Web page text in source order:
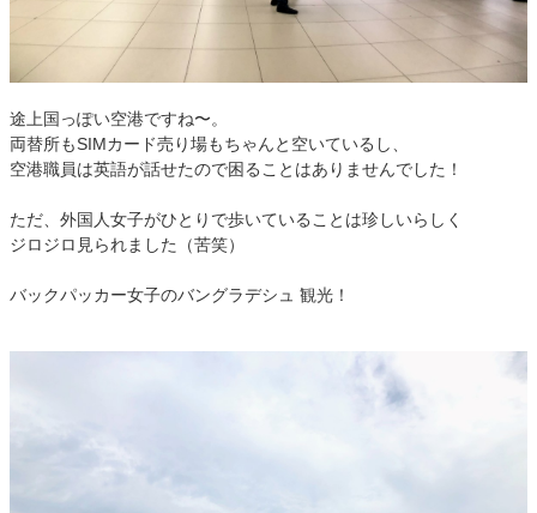
途上国っぽい空港ですね〜。
両替所もSIMカード売り場もちゃんと空いているし、
空港職員は英語が話せたので困ることはありませんでした！
ただ、外国人女子がひとりで歩いていることは珍しいらしく
ジロジロ見られました（苦笑）
バックパッカー女子のバングラデシュ 観光！